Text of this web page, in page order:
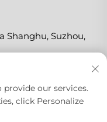
Shanghu, Suzhou,
our services.
click Personalize